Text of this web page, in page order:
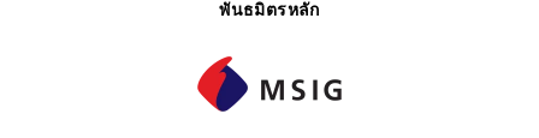
พันธมิตรหลัก